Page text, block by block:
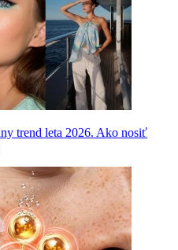
trend leta 2026. Ako nosiť